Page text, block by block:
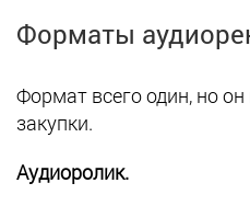
Форматы
Формат всего один, но
закупки.
Аудиоролик.